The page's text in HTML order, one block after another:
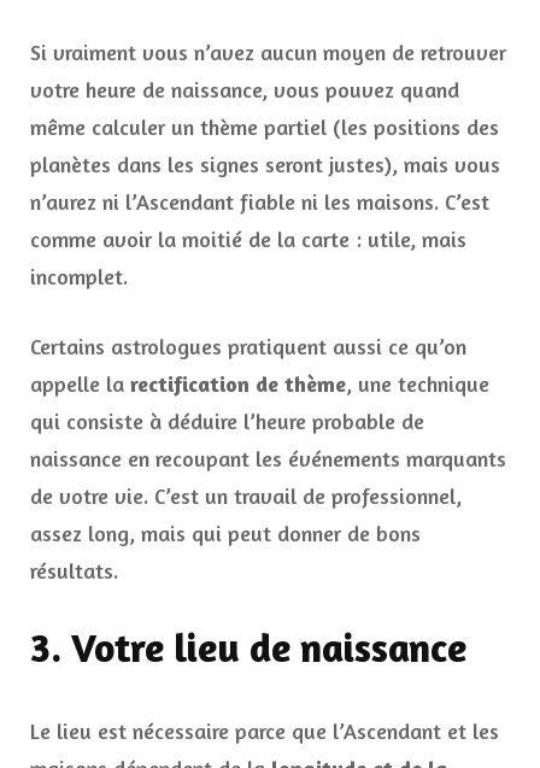
Si vraiment vous n’avez aucun moyen de retrouver
votre heure de naissance, vous pouvez quand
même calculer un thème partiel (les positions des
planètes dans les signes seront justes), mais vous
n’aurez ni l’Ascendant fiable ni les maisons. C’est
comme avoir la moitié de la carte : utile, mais
incomplet.
Certains astrologues pratiquent aussi ce qu’on
appelle la rectification de thème, une technique
qui consiste à déduire l’heure probable de
naissance en recoupant les événements marquants
de votre vie. C’est un travail de professionnel,
assez long, mais qui peut donner de bons
résultats.
3. Votre lieu de naissance
Le lieu est nécessaire parce que l’Ascendant et les